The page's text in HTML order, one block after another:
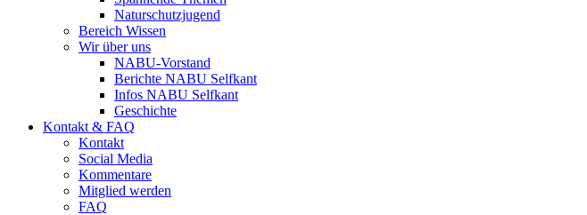
Naturschutzjugend
Bereich Wissen
Wir über uns
NABU-Vorstand
Berichte NABU Selfkant
Infos NABU Selfkant
Geschichte
Kontakt & FAQ
Kontakt
Social Media
Kommentare
Mitglied werden
FAQ